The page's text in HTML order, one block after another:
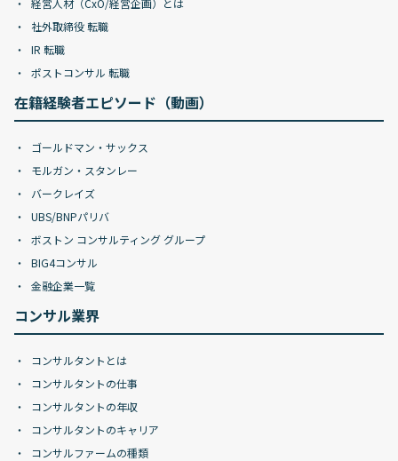
経営人材（CxO/経営企画）とは
社外取締役 転職
IR 転職
ポストコンサル 転職
在籍経験者エピソード（動画）
ゴールドマン・サックス
モルガン・スタンレー
バークレイズ
UBS/BNPパリバ
ボストン コンサルティング グループ
BIG4コンサル
金融企業一覧
コンサル業界
コンサルタントとは
コンサルタントの仕事
コンサルタントの年収
コンサルタントのキャリア
コンサルファームの種類